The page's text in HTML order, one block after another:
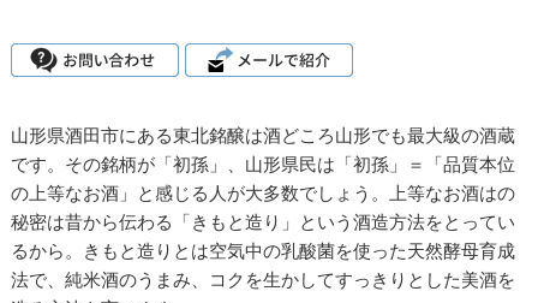
山形県酒田市にある東北銘醸は酒どころ山形でも最大級の酒蔵
です。その銘柄が「初孫」、山形県民は「初孫」＝「品質本位
の上等なお酒」と感じる人が大多数でしょう。上等なお酒はの
秘密は昔から伝わる「きもと造り」という酒造方法をとってい
るから。きもと造りとは空気中の乳酸菌を使った天然酵母育成
法で、純米酒のうまみ、コクを生かしてすっきりとした美酒を